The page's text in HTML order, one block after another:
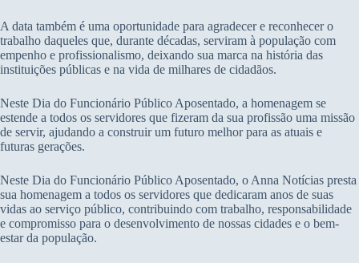
A data também é uma oportunidade para agradecer e reconhecer o
trabalho daqueles que, durante décadas, serviram à população com
empenho e profissionalismo, deixando sua marca na história das
instituições públicas e na vida de milhares de cidadãos.
Neste Dia do Funcionário Público Aposentado, a homenagem se
estende a todos os servidores que fizeram da sua profissão uma missão
de servir, ajudando a construir um futuro melhor para as atuais e
futuras gerações.
Neste Dia do Funcionário Público Aposentado, o Anna Notícias presta
sua homenagem a todos os servidores que dedicaram anos de suas
vidas ao serviço público, contribuindo com trabalho, responsabilidade
e compromisso para o desenvolvimento de nossas cidades e o bem-
estar da população.